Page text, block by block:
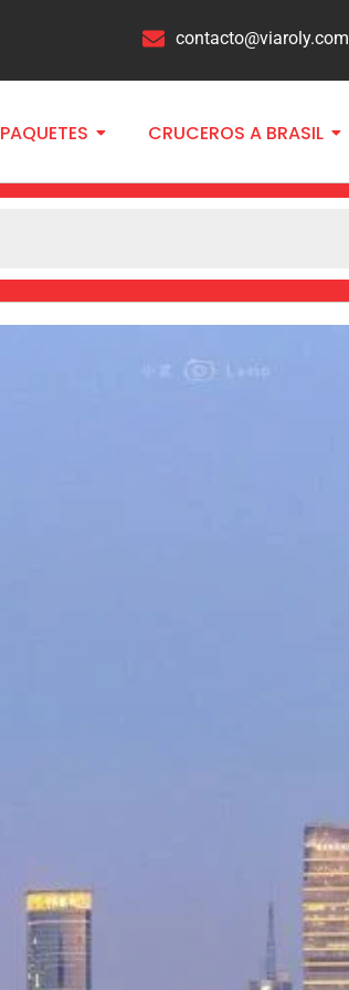
contacto@viaroly.com
PAQUETES CRUCEROS A BRASIL